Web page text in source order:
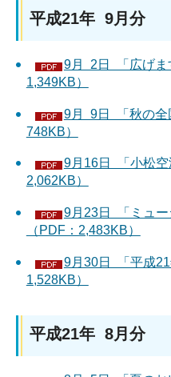
平成21年 9月分
9月 2日 「広げま
1,349KB）
9月 9日 「秋の全
748KB）
9月16日 「小松空
2,062KB）
9月23日 「ミュー
（PDF：2,483KB）
9月30日 「平成21
1,528KB）
平成21年 8月分